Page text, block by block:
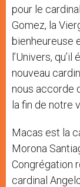
pour le
Gomez, la
bienheureuse
l’Univers,
nouveau
nous accorde
la fin de notre
Macas est la
Morona
Congrégation
cardinal